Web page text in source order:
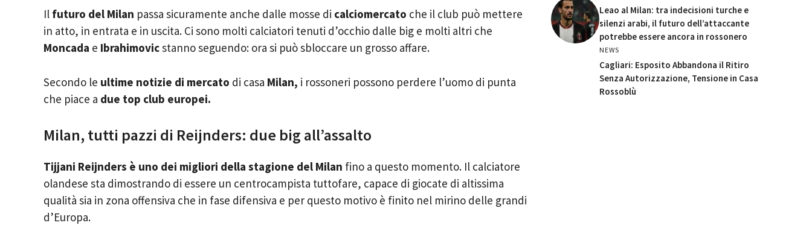
Il futuro del Milan passa sicuramente anche dalle mosse di calciomercato che il club può mettere
in atto, in entrata e in uscita. Ci sono molti calciatori tenuti d’occhio dalle big e molti altri che
Moncada e Ibrahimovicstanno seguendo: ora si può sbloccare un grosso affare.
Secondo le ultime notizie di mercato di casa Milan, i rossoneri possono perdere l’uomo di punta
che piace a due top club europei.
Milan, tutti pazzi di Reijnders: due big all’assalto
Tijjani Reijnders è uno dei migliori della stagione del Milan fino a questo momento. Il calciatore
olandese sta dimostrando di essere un centrocampista tuttofare, capace di giocate di altissima
qualità sia in zona offensiva che in fase difensiva e per questo motivo è finito nel mirino delle grandi
d’Europa.
Leao al Milan: tra indecisioni turche e
silenzi arabi, il futuro dell’attaccante
potrebbe essere ancora in rossonero
NEWS
Cagliari: Esposito Abbandona il Ritiro
Senza Autorizzazione, Tensione in Casa
Rossoblù